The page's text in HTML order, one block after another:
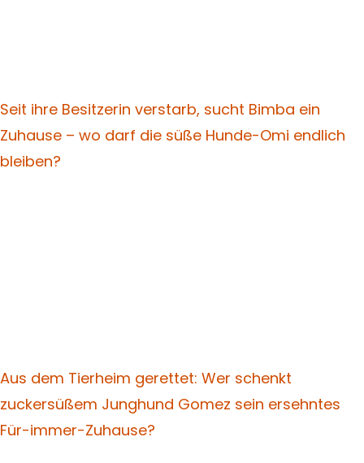
Seit ihre Besitzerin verstarb, sucht Bimba ein
Zuhause – wo darf die süße Hunde-Omi endlich
bleiben?
Aus dem Tierheim gerettet: Wer schenkt
zuckersüßem Junghund Gomez sein ersehntes
Für-immer-Zuhause?